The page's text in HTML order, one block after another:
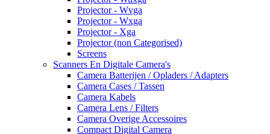
Projector - Wvga
Projector - Wxga
Projector - Xga
Projector (non Categorised)
Screens
Scanners En Digitale Camera's
Camera Batterijen / Opladers / Adapters
Camera Cases / Tassen
Camera Kabels
Camera Lens / Filters
Camera Overige Accessoires
Compact Digital Camera